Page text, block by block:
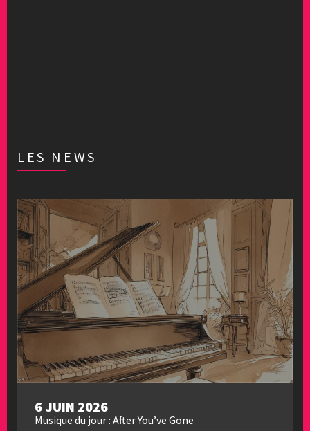
LES NEWS
6 JUIN 2026
Musique du jour : After You’ve Gone